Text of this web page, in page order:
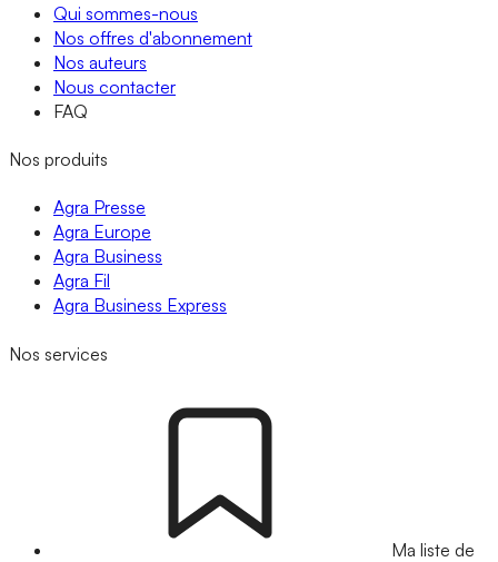
Qui sommes-nous
Nos offres d'abonnement
Nos auteurs
Nous contacter
FAQ
Nos produits
Agra Presse
Agra Europe
Agra Business
Agra Fil
Agra Business Express
Nos services
Ma liste de